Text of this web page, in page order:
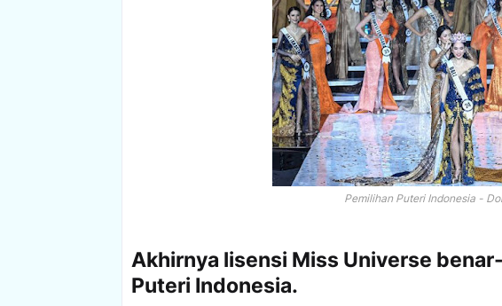
Pemilihan Puteri Indonesia -
Akhirnya lisensi Miss Universe
Puteri Indonesia.